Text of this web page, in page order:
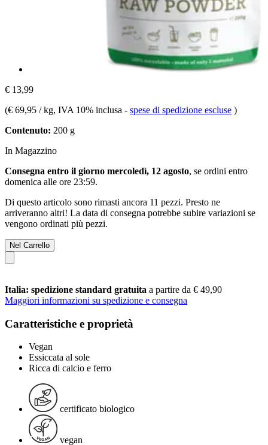
€ 13,99
(€ 69,95 / kg, IVA 10% inclusa - spese di spedizione escluse )
Contenuto: 200 g
In Magazzino
Consegna entro il giorno mercoledì, 12 agosto, se ordini entro
domenica alle ore 23:59.
Di questo articolo sono rimasti ancora 11 pezzi. Presto ne
arriveranno altri! La data di consegna potrebbe subire variazioni se
vengono ordinati più pezzi.
Nel Carrello
Italia: spedizione standard gratuita a partire da € 49,90
Maggiori informazioni su spedizione e consegna
Caratteristiche e proprietà
Vegan
Essiccata al sole
Ricca di calcio e ferro
certificato biologico
vegan